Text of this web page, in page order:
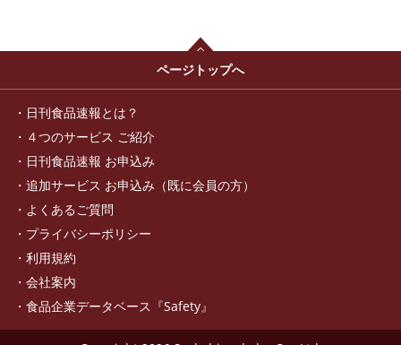
ページトップへ
日刊食品速報とは？
４つのサービス ご紹介
日刊食品速報 お申込み
追加サービス お申込み（既に会員の方）
よくあるご質問
プライバシーポリシー
利用規約
会社案内
食品企業データベース『Safety』